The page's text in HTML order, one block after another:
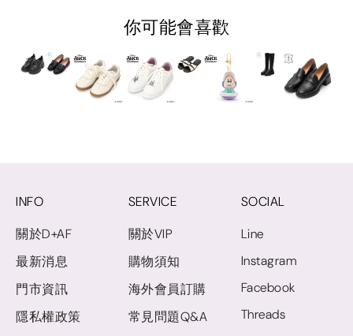
你可能會喜歡
INFO
關於D+AF
最新消息
門市資訊
隱私權政策
SERVICE
關於VIP
購物須知
海外會員訂購
常見問題Q&A
SOCIAL
Line
Instagram
Facebook
Threads